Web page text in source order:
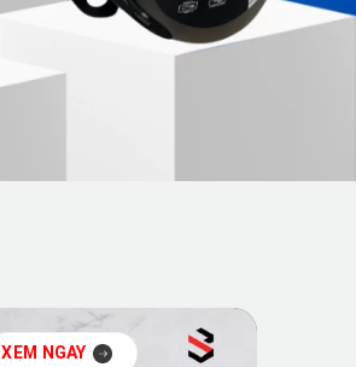
XEM NGAY